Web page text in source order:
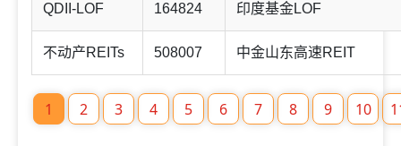
QDII-LOF 164824 印度基金LOF
不动产REITs 508007 中金山东高速REIT
1 2 3 4 5 6 7 8 9 10